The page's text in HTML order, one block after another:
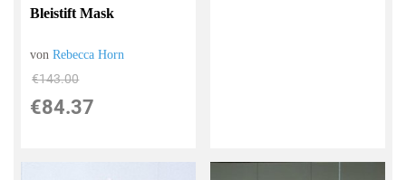
Bleistift Mask
vonRebecca Horn
€143.00
€84.37